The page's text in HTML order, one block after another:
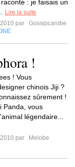
: je faisais un
Lire la suite
par
Gossipcarobe
!
! Vous
chinois Jiji ?
sûrement !
Panda, vous
légendaire...
par
Melobe